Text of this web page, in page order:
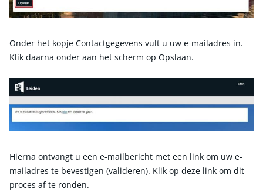
Onder het kopje Contactgegevens vult u uw e-mailadres in.
Klik daarna onder aan het scherm op Opslaan.
Hierna ontvangt u een e-mailbericht met een link om uw e-
mailadres te bevestigen (valideren). Klik op deze link om dit
proces af te ronden.